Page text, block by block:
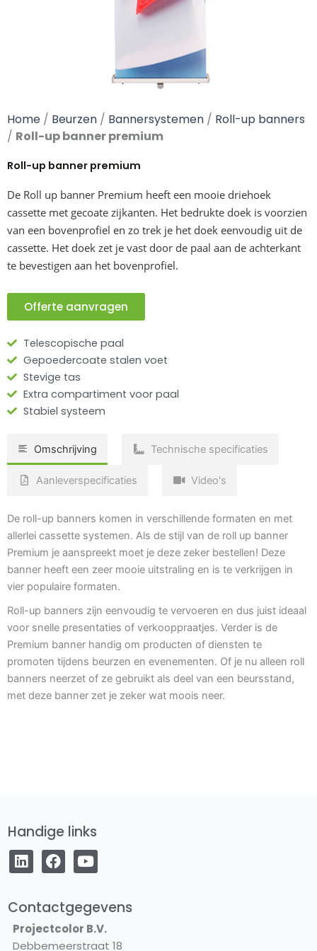
Home / Beurzen / Bannersystemen / Roll-up banners
/ Roll-up banner premium
Roll-up banner premium
De Roll up banner Premium heeft een mooie driehoek
cassette met gecoate zijkanten. Het bedrukte doek is voorzien
van een bovenprofiel en zo trek je het doek eenvoudig uit de
cassette. Het doek zet je vast door de paal aan de achterkant
te bevestigen aan het bovenprofiel.
Offerte aanvragen
Telescopische paal
Gepoedercoate stalen voet
Stevige tas
Extra compartiment voor paal
Stabiel systeem
Omschrijving Technische specificaties
Aanleverspecificaties Video's
De roll-up banners komen in verschillende formaten en met
allerlei cassette systemen. Als de stijl van de roll up banner
Premium je aanspreekt moet je deze zeker bestellen! Deze
banner heeft een zeer mooie uitstraling en is te verkrijgen in
vier populaire formaten.
Roll-up banners zijn eenvoudig te vervoeren en dus juist ideaal
voor snelle presentaties of verkooppraatjes. Verder is de
Premium banner handig om producten of diensten te
promoten tijdens beurzen en evenementen. Of je nu alleen roll
banners neerzet of ze gebruikt als deel van een beursstand,
met deze banner zet je zeker wat moois neer.
Handige links
L
i
n
e
i
F
a
c
b
o
o
Y
o
u
u
b
e
Contactgegevens
Projectcolor B.V.
Debbemeerstraat 18